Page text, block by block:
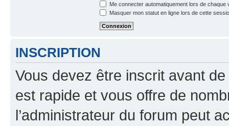
Me connecter automatiquement lors de chaque
Masquer mon statut en ligne lors de cette
INSCRIPTION
Vous devez être inscrit avant
est rapide et vous offre de
l’administrateur du forum peut